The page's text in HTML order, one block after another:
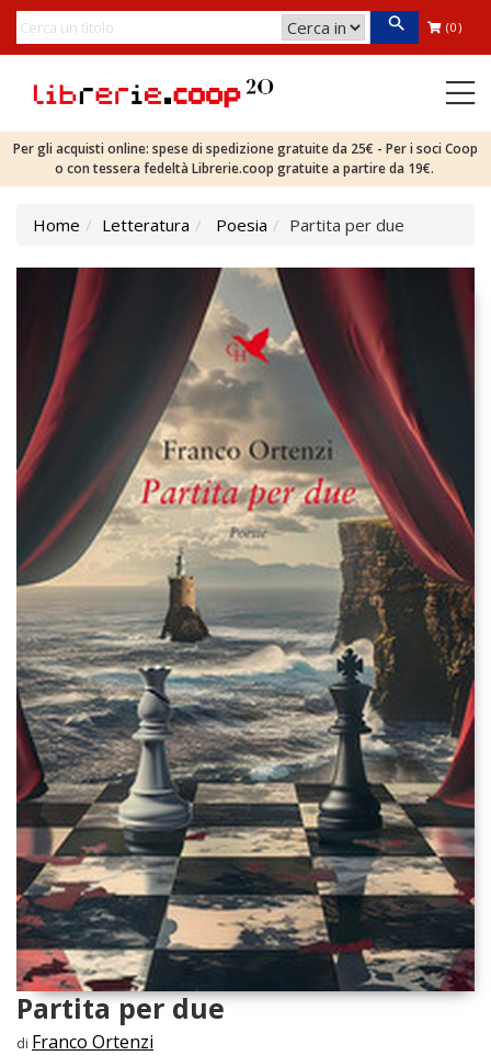
(0)
Per gli acquisti online: spese di spedizione gratuite da 25€ - Per i soci Coop
o con tessera fedeltà Librerie.coop gratuite a partire da 19€.
Home Letteratura Poesia Partita per due
Partita per due
di Franco Ortenzi